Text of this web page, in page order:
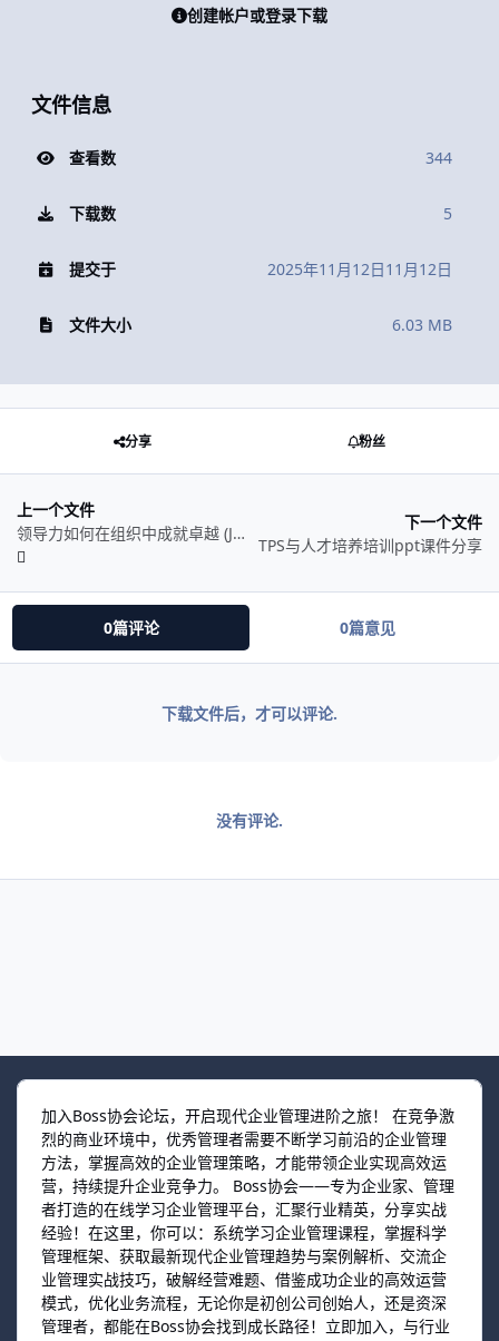
创建帐户或登录下载
文件信息
查看数 344
下载数 5
提交于 2025年11月12日11月12日
文件大小 6.03 MB
分享 粉丝
上一个文件
领导力如何在组织中成就卓越 (James M.Kouzes, Barry Z.Posner, 徐中, 周政, 王俊杰书籍扫描pdf版分享
下一个文件
TPS与人才培养培训ppt课件分享
0篇评论 0篇意见
下载文件后，才可以评论.
没有评论.
加入Boss协会论坛，开启现代企业管理进阶之旅！ 在竞争激
烈的商业环境中，优秀管理者需要不断学习前沿的企业管理
方法，掌握高效的企业管理策略，才能带领企业实现高效运
营，持续提升企业竞争力。 Boss协会——专为企业家、管理
者打造的在线学习企业管理平台，汇聚行业精英，分享实战
经验！在这里，你可以：系统学习企业管理课程，掌握科学
管理框架、获取最新现代企业管理趋势与案例解析、交流企
业管理实战技巧，破解经营难题、借鉴成功企业的高效运营
模式，优化业务流程，无论你是初创公司创始人，还是资深
管理者，都能在Boss协会找到成长路径！立即加入，与行业